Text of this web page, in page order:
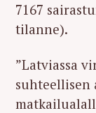
7167
tilanne).
”Latviassa
suhteellisen